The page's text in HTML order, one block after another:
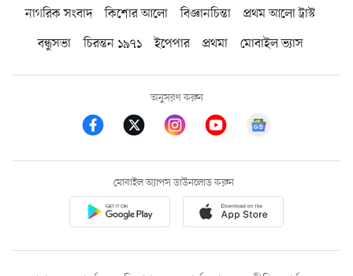
নাগরিক সংবাদ কিশোর আলো বিজ্ঞানচিন্তা
প্রথম আলো ট্রাস্ট
বন্ধুসভা
চিরন্তন ১৯৭১ ইপেপার প্রথমা মোবাইল ভ্যাস
অনুসরণ করুন
মোবাইল অ্যাপস ডাউনলোড করুন